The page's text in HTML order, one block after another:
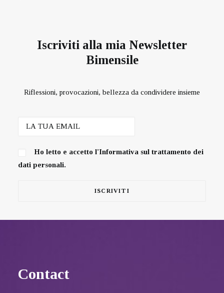
Iscriviti alla mia Newsletter
Bimensile
Riflessioni, provocazioni, bellezza da condividere insieme
Ho letto e accetto l'Informativa sul trattamento dei
dati personali.
Contact